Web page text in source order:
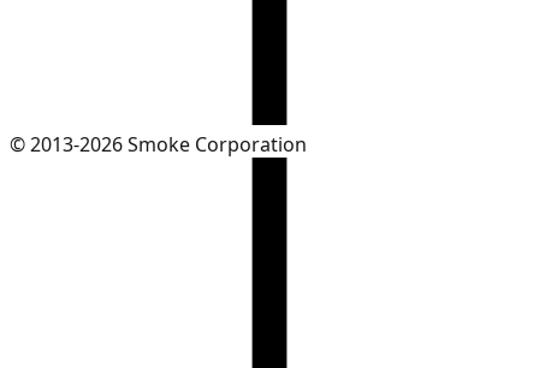
© 2013-2026 Smoke Corporation